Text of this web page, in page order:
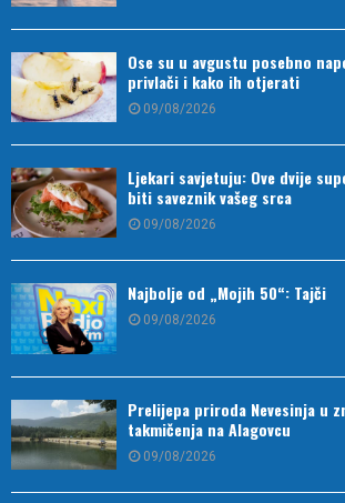
Ose su u avgustu posebno
privlači i kako ih otjerati
09/08/2026
Ljekari savjetuju: Ove dvije
biti saveznik vašeg srca
09/08/2026
Najbolje od „Mojih 50“: Tajči
09/08/2026
Prelijepa priroda Nevesinja u
takmičenja na Alagovcu
09/08/2026